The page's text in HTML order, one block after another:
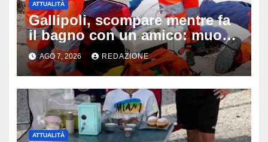
ATTUALITÀ
Gallipoli, scompare mentre fa
il bagno con un amico: muore
a 19 anni dopo 45 minuti di
disperati tentativi di
rianimazione
AGO 7, 2026 REDAZIONE
ATTUALITÀ